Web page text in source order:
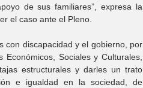
de sus familiares”, expresa la
el caso ante el Pleno.
con discapacidad y el gobierno, por
Sociales y Culturales,
estructurales y darles un trato
e igualdad en la sociedad, de